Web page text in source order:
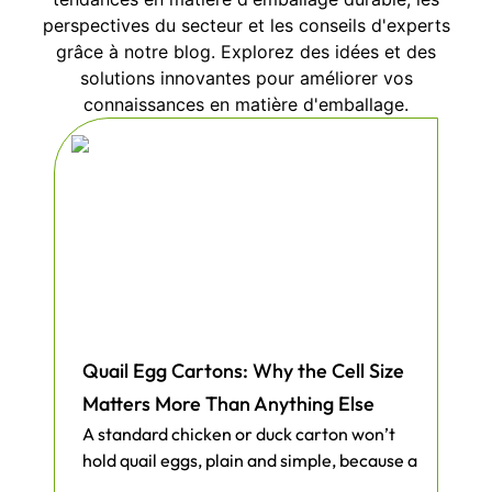
vous pouvez la jeter avec moins de
culpabilité, car elle ne restera pas dans
une décharge pendant des décennies.
Certains utilisateurs signalent une
déjeuner aux espressos foncés. Vous
n'aurez pas à sacrifier la saveur pour
réduire les déchets. L'intérieur lisse
assure une extraction complète des
huiles de café, ce qui vous permet de
perspectives du secteur et les conseils d'experts
grâce à notre blog. Explorez des idées et des
solutions innovantes pour améliorer vos
connaissances en matière d'emballage.
Quail Egg Cartons: Why the Cell Size
Matters More Than Anything Else
A standard chicken or duck carton won’t
hold quail eggs, plain and simple, because a